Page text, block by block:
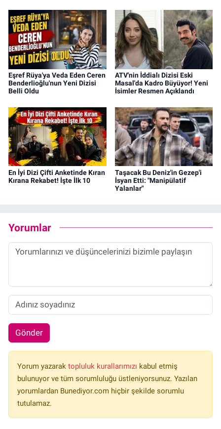
Eşref Rüya'ya Veda Eden Ceren
Benderlioğlu'nun Yeni Dizisi
Belli Oldu
ATV'nin İddialı Dizisi Eski
Masal'da Kadro Büyüyor! Yeni
İsimler Resmen Açıklandı
En İyi Dizi Çifti Anketinde Kıran
Kırana Rekabet! İşte İlk 10
Taşacak Bu Deniz'in Gezep'i
İsyan Etti: "Manipülatif
Yalanlar"
Yorumlar
Gönder
Yorum yazarak topluluk kurallarımızı kabul etmiş
bulunuyor ve tüm sorumluluğu üstleniyorsunuz. Yazılan
yorumlardan Bunediyor.com hiçbir şekilde sorumlu
tutulamaz.